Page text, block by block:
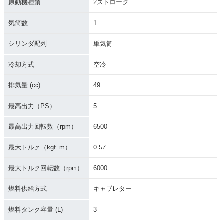
原動機種類 2ストローク
気筒数 1
シリンダ配列 単気筒
冷却方式 空冷
排気量 (cc) 49
最高出力（PS） 5
最高出力回転数（rpm） 6500
最大トルク（kgf･m） 0.57
最大トルク回転数（rpm） 6000
燃料供給方式 キャブレター
燃料タンク容量 (L) 3